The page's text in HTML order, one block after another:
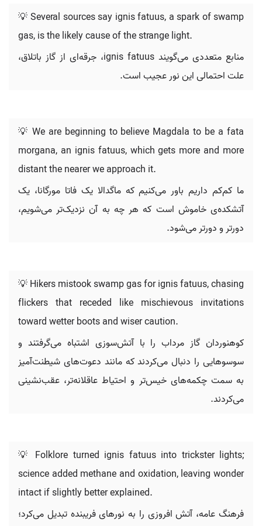
💡 Several sources say ignis fatuus, a spark of swamp
gas, is the likely cause of the strange light.
منابع متعددی می‌گویند ignis fatuus، جرقه‌ای از گاز باتلاق،
علت احتمالی این نور عجیب است.
💡 We are beginning to believe Magdala to be a fata
morgana, an ignis fatuus, which gets more and more
distant the nearer we approach it.
ما کم‌کم داریم باور می‌کنیم که ماگدالا یک فاتا مورگانا، یک
آتشکده‌ی خاموش است که هر چه به آن نزدیک‌تر می‌شویم،
دورتر و دورتر می‌شود.
💡 Hikers mistook swamp gas for ignis fatuus, chasing
flickers that receded like mischievous invitations
toward wetter boots and wiser caution.
کوهنوردان گاز مرداب را با آتش‌سوزی اشتباه می‌گرفتند و
سوسوهایی را دنبال می‌کردند که مانند دعوت‌های شیطنت‌آمیز
به سمت چکمه‌های خیس‌تر و احتیاط عاقلانه‌تر، عقب‌نشینی
می‌کردند.
💡 Folklore turned ignis fatuus into trickster lights;
science added methane and oxidation, leaving wonder
intact if slightly better explained.
فرهنگ عامه، آتش افروزی را به نورهای فریبنده تبدیل می‌کرد؛